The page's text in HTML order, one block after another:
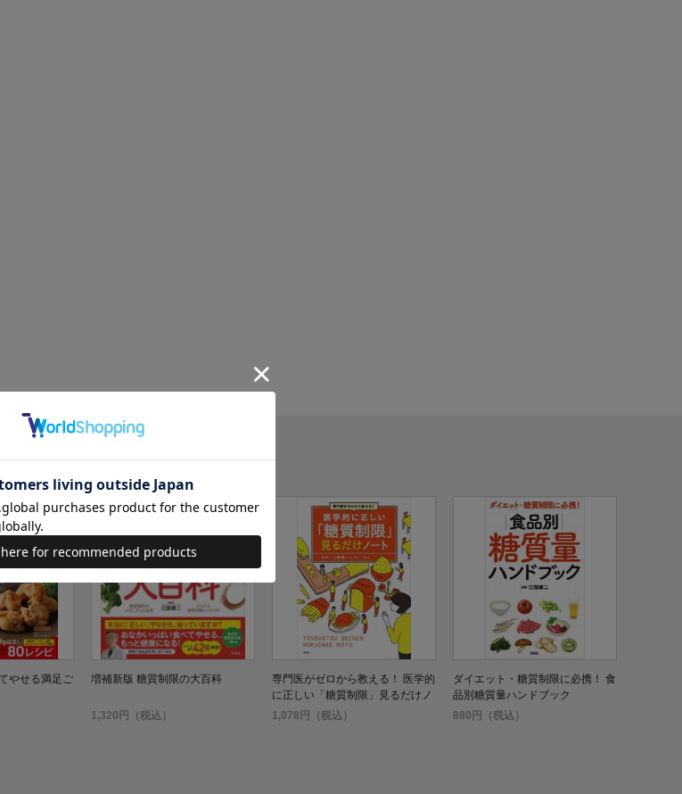
やせる満足ご
増補新版 糖質制限の大百科
1,320円（税込）
専門医がゼロから教える！ 医学的
に正しい「糖質制限」見るだけノ
ート
1,078円（税込）
ダイエット・糖質制限に必携！ 食
品別糖質量ハンドブック
880円（税込）